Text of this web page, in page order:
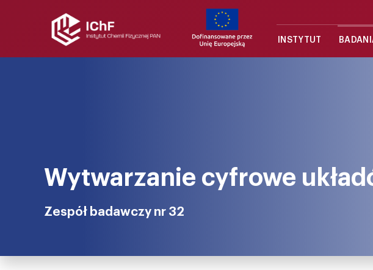
INSTYTUT
Wytwarzanie cyfrowe
Zespół badawczy nr 32